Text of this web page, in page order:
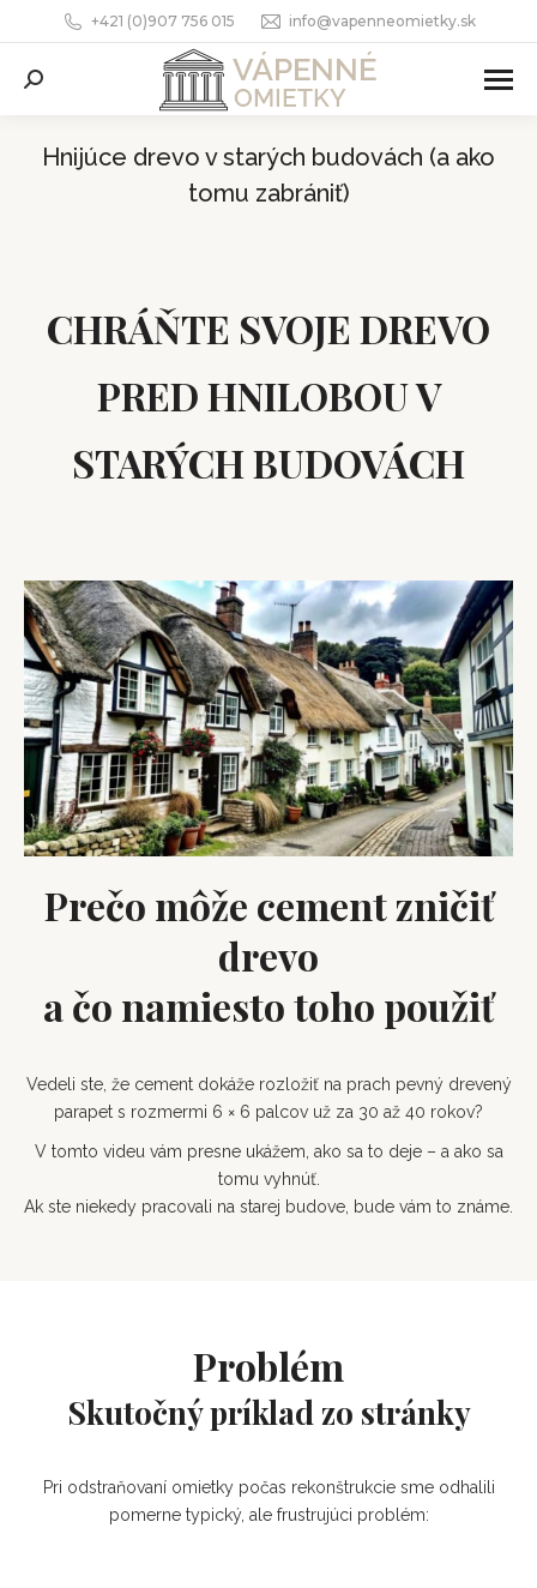
+421 (0)907 756 015 info@vapenneomietky.sk
Search:
Hnijúce drevo v starých budovách (a ako
tomu zabrániť)
CHRÁŇTE SVOJE DREVO
PRED HNILOBOU V
STARÝCH BUDOVÁCH
Prečo môže cement zničiť
drevo
a čo namiesto toho použiť
Vedeli ste, že cement dokáže rozložiť na prach pevný drevený
parapet s rozmermi 6 × 6 palcov už za 30 až 40 rokov?
V tomto videu vám presne ukážem, ako sa to deje – a ako sa
tomu vyhnúť.
Ak ste niekedy pracovali na starej budove, bude vám to známe.
Problém
Skutočný príklad zo stránky
Pri odstraňovaní omietky počas rekonštrukcie sme odhalili
pomerne typický, ale frustrujúci problém: